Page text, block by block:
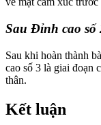
Sau Đỉnh cao số
Sau khi hoàn thành
cao số 3 là giai đoạn
thân.
Kết luận